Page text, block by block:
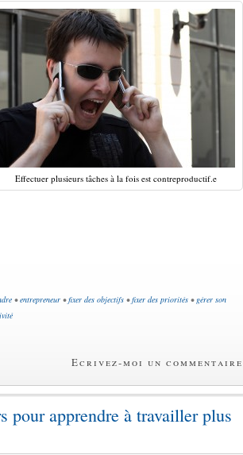
Effectuer plusieurs tâches à la fois est contreproductif.e
•entrepreneur •fixer des objectifs •fixer des priorités •gérer son
Ecrivez-moi un commentaire
pour apprendre à travailler plus